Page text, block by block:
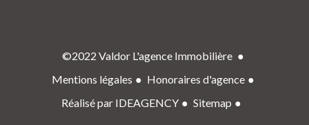
©2022 Valdor L'agence Immobilière
Mentions légales
Honoraires d'agence
Réalisé par IDEAGENCY
Sitemap